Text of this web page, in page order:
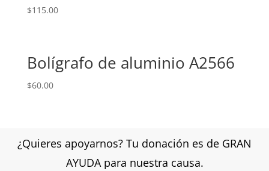
$115.00
Bolígrafo de aluminio A2566
$60.00
¿Quieres apoyarnos? Tu donación es de GRAN
AYUDA para nuestra causa.